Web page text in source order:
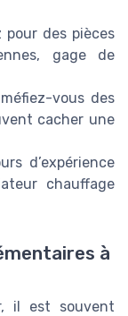
pour des pièces
gage de
vous des
cacher une
d’expérience
chauffage
à
il est souvent